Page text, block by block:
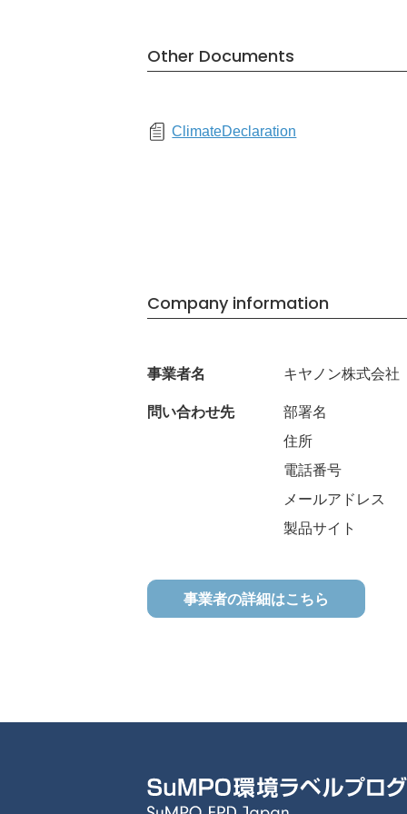
Other Documents
ClimateDeclaration
Company information
事業者名 キヤノン株式会社
問い合わせ先
部署名
住所
電話番号
メールアドレス
製品サイト
事業者の詳細はこちら